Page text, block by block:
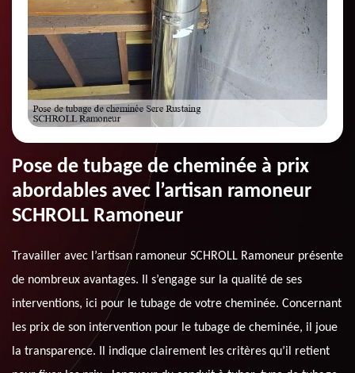
Pose de tubage de cheminée à prix
abordables avec l’artisan ramoneur
SCHROLL Ramoneur
Travailler avec l’artisan ramoneur SCHROLL Ramoneur présente
de nombreux avantages. Il s’engage sur la qualité de ses
interventions, ici pour le tubage de votre cheminée. Concernant
les prix de son intervention pour le tubage de cheminée, il joue
la transparence. Il indique clairement les critères qu’il retient